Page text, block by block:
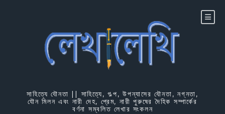
সাহিত্যে যৌনতা || সাহিত্যে, গল্প, উপন্যাসের যৌনতা, নগ্নতা,
যৌন মিলন এবং নারী দেহ, প্রেম, নারী পুরুষের দৈহিক সম্পার্কের
বর্ণনা সম্বলিত লেখার সংকলন